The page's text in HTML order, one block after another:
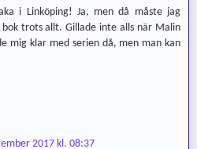
i Linköping! Ja, men då måste jag
bok trots allt. Gillade inte alls när Malin
mig klar med serien då, men man kan
2017 kl. 08:37